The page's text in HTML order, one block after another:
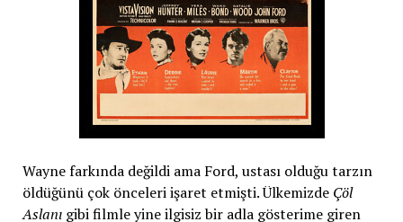
Wayne farkında değildi ama Ford, ustası olduğu tarzın
öldüğünü çok önceleri işaret etmişti. Ülkemizde Çöl
Aslanıgibi filmle yine ilgisiz bir adla gösterime giren